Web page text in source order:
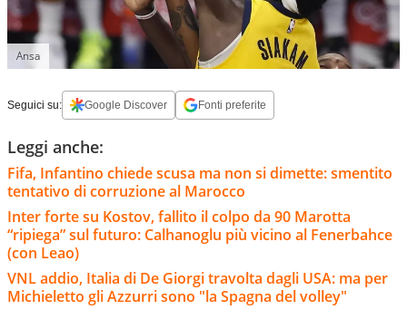
Ansa
Seguici su: Google Discover Fonti preferite
Leggi anche:
Fifa, Infantino chiede scusa ma non si dimette: smentito
tentativo di corruzione al Marocco
Inter forte su Kostov, fallito il colpo da 90 Marotta
“ripiega” sul futuro: Calhanoglu più vicino al Fenerbahce
(con Leao)
VNL addio, Italia di De Giorgi travolta dagli USA: ma per
Michieletto gli Azzurri sono "la Spagna del volley"